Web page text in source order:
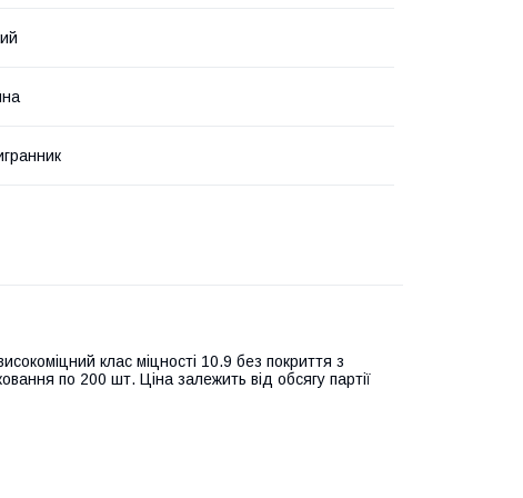
клас міцності 10.9 без покриття з
по 200 шт. Ціна залежить від обсягу партії